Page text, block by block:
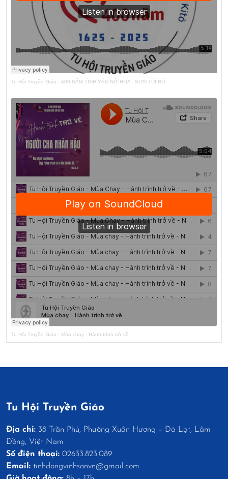
Tu Hội Truyền Giáo · 400 NĂM TÌNH YÊU NỞ HOA - SƠN TÚI ĐỎ
Tu Hội Truyền Giáo · Mùa chay - Hành trình trở về
Tu Hội Truyền Giáo
Địa chỉ: 38 Trần Phú, Phường Xuân Hương – Đà Lạt, Lâm
Đồng, Việt Nam
Số điện thoại: 02633.823.089
Email: tinhdongvinhsonvn@gmail.com